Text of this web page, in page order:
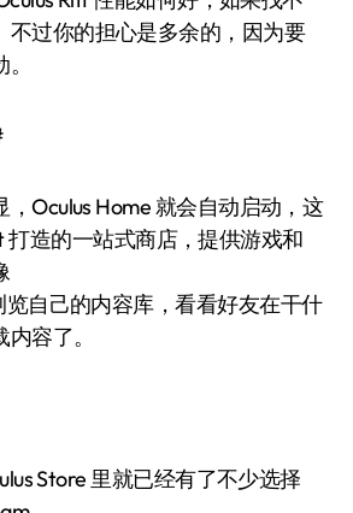
不过你的担心是多余的，因为要
Oculus Home 就会自动启动，这
打造的一站式商店，提供游戏和
自己的内容库，看看好友在干什
容了。
Store 里就已经有了不少选择